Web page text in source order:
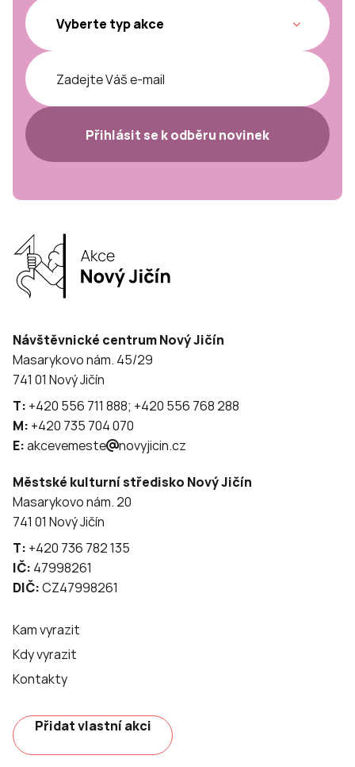
Přihlásit se k odběru novinek
Návštěvnické centrum Nový Jičín
Masarykovo nám. 45/29
741 01 Nový Jičín
T: +420 556 711 888; +420 556 768 288
M: +420 735 704 070
E:akcevemeste novyjicin.cz
Městské kulturní středisko Nový Jičín
Masarykovo nám. 20
741 01 Nový Jičín
T: +420 736 782 135
IČ: 47998261
DIČ:CZ47998261
Kam vyrazit
Kdy vyrazit
Kontakty
Přidat vlastní akci